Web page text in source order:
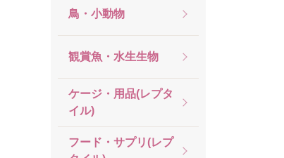
鳥・小動物
観賞魚・水生生物
ケージ・用品(レプタ
イル)
フード・サプリ(レプ